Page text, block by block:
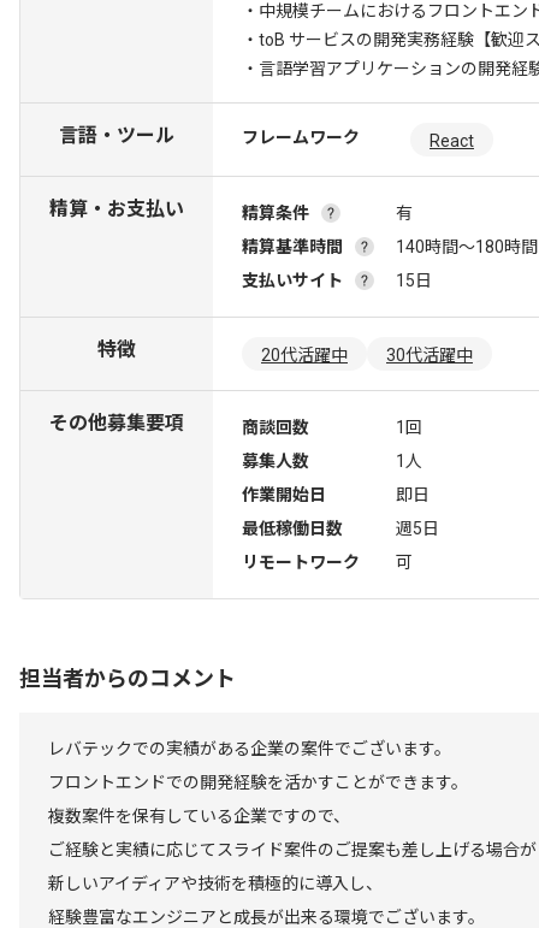
・中規模チームにおけるフロントエン
・toB サービスの開発実務経験 【歓迎
・言語学習アプリケーションの開発経
言語・ツール フレームワーク React
精算・お支払い 精算条件
有
精算基準時間
140時間〜180時間
支払いサイト
15日
特徴 20代活躍中 30代活躍中
その他募集要項 商談回数
1回
募集人数
1人
作業開始日
即日
最低稼働日数
週5日
リモートワーク
可
担当者からのコメント
レバテックでの実績がある企業の案件でございます。
フロントエンドでの開発経験を活かすことができます。
複数案件を保有している企業ですので、
ご経験と実績に応じてスライド案件のご提案も差し上げる場合
新しいアイディアや技術を積極的に導入し、
経験豊富なエンジニアと成長が出来る環境でございます。